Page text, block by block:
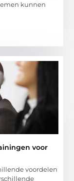
kunnen
voor
voordelen